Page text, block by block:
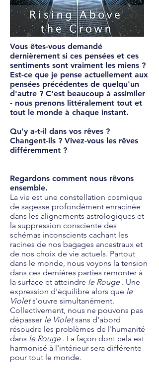
Vous êtes-vous demandé
dernièrement si ces pensées et ces
sentiments sont vraiment les miens ?
Est-ce que je pense actuellement aux
pensées précédentes de quelqu'un
d'autre ? C'est beaucoup à assimiler
- nous prenons littéralement tout et
tout le monde à chaque instant.
Qu'y a-t-il dans vos rêves ?
Changent-ils ? Vivez-vous les rêves
différemment ?
Regardons comment nous rêvons
ensemble.
La vie est une constellation cosmique
de sagesse profondément enracinée
dans les alignements astrologiques et
la suppression consciente des
schémas inconscients cachant les
racines de nos bagages ancestraux et
de nos choix de vie actuels. Partout
dans le monde, nous voyons la tension
dans ces dernières parties remonter à
la surface et atteindre le Rouge. Une
expression d'équilibre alors que le
Violets'ouvre simultanément.
Collectivement, nous ne pouvons pas
dépasser le Violetsans d'abord
résoudre les problèmes de l'humanité
dans le Rouge. La façon dont cela est
harmonisé à l'intérieur sera différente
pour tout le monde.